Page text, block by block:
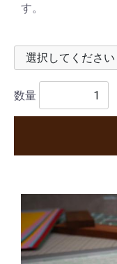
す。
数量